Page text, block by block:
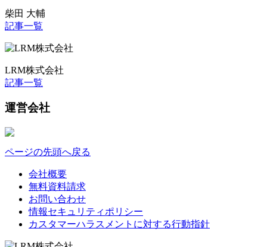
柴田 大輔
記事一覧
LRM株式会社
記事一覧
運営会社
ページの先頭へ戻る
会社概要
無料資料請求
お問い合わせ
情報セキュリティポリシー
カスタマーハラスメントに対する行動指針